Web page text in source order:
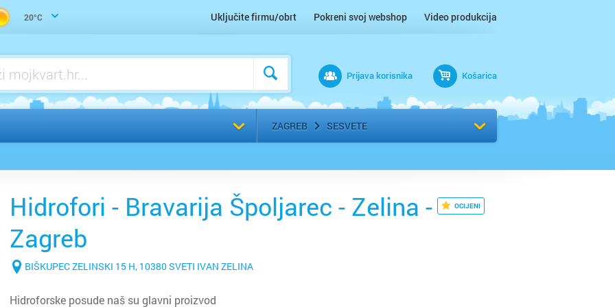
20°C Uključite firmu/obrt Pokreni svoj webshop Video produkcija
Prijava korisnika Košarica
Voda, vodoinstalater, vodovod, kanalizacija - servis
ZAGREB SESVETE
Odaberi grad
OCIJENI
Hidrofori - Bravarija Špoljarec - Zelina -
Zagreb
BIŠKUPEC ZELINSKI 15 H, 10380 SVETI IVAN ZELINA
Hidroforske posude naš su glavni proizvod